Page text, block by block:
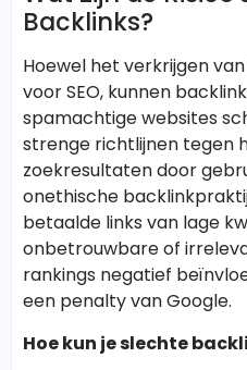
Backlinks?
Hoewel het verkrijgen
voor SEO, kunnen
spamachtige websites
strenge richtlijnen tegen
zoekresultaten door
onethische
betaalde links van lage
onbetrouwbare of
rankings negatief
een penalty van Google.
Hoe kun je slechte